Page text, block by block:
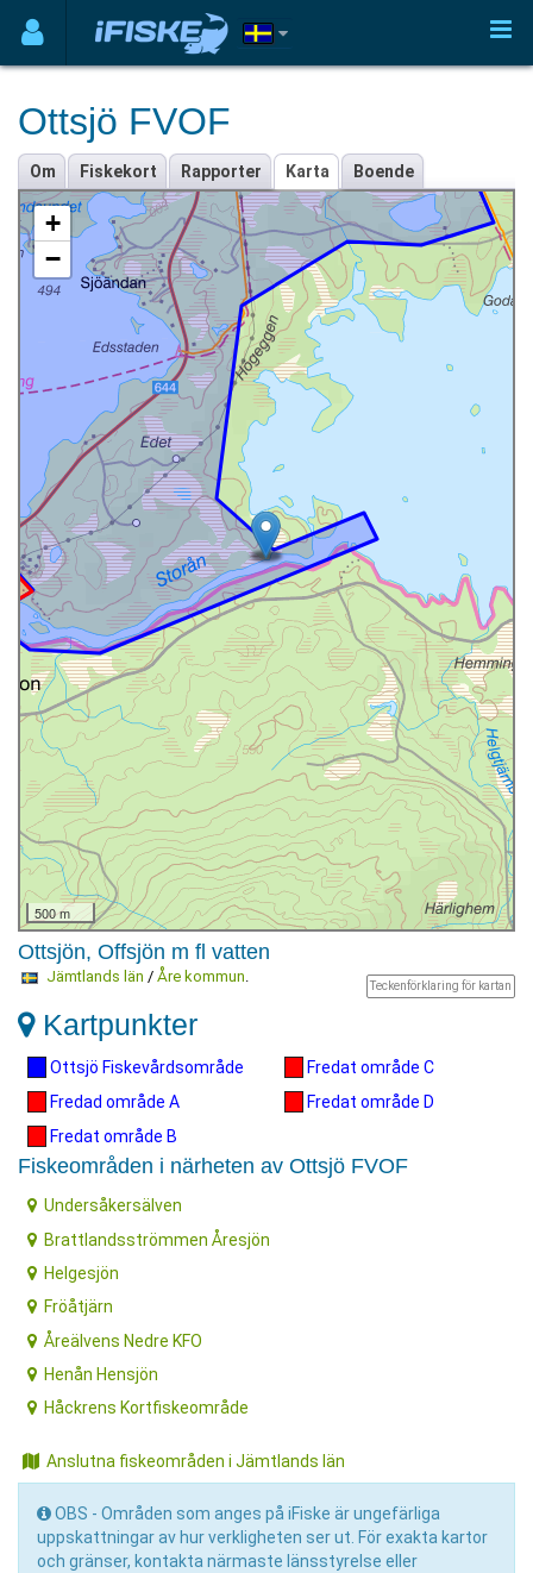
Ottsjö FVOF
Om Fiskekort Rapporter Karta Boende
+
−
500 m
Ottsjön, Offsjön m fl vatten
Teckenförklaring för kartan
Jämtlands län / Åre kommun.
Kartpunkter
Ottsjö Fiskevårdsområde
Fredad område A
Fredat område B
Fredat område C
Fredat område D
Fiskeområden i närheten av Ottsjö FVOF
Undersåkersälven
Brattlandsströmmen Åresjön
Helgesjön
Fröåtjärn
Åreälvens Nedre KFO
Henån Hensjön
Håckrens Kortfiskeområde
Anslutna fiskeområden i Jämtlands län
OBS - Områden som anges på iFiske är ungefärliga
uppskattningar av hur verkligheten ser ut. För exakta kartor
och gränser, kontakta närmaste länsstyrelse eller